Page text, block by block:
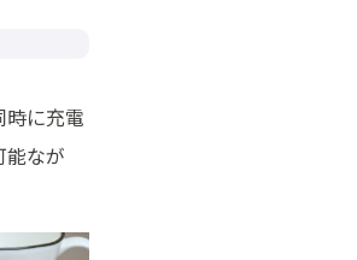
に充電
能なが